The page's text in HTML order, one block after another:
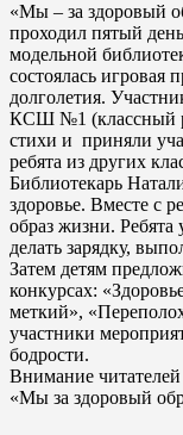
«Мы – за здоровый
проходил пятый
модельной
состоялась игровая
долголетия.
КСШ №1 (классный
стихи и приняли
ребята из других
Библиотекарь
здоровье. Вместе с
образ жизни. Ребята
делать зарядку,
Затем детям
конкурсах:
меткий»,
участники
бодрости.
Внимание
«Мы за здоровый